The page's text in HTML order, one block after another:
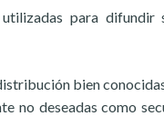
para difundir
bien
no deseadas como